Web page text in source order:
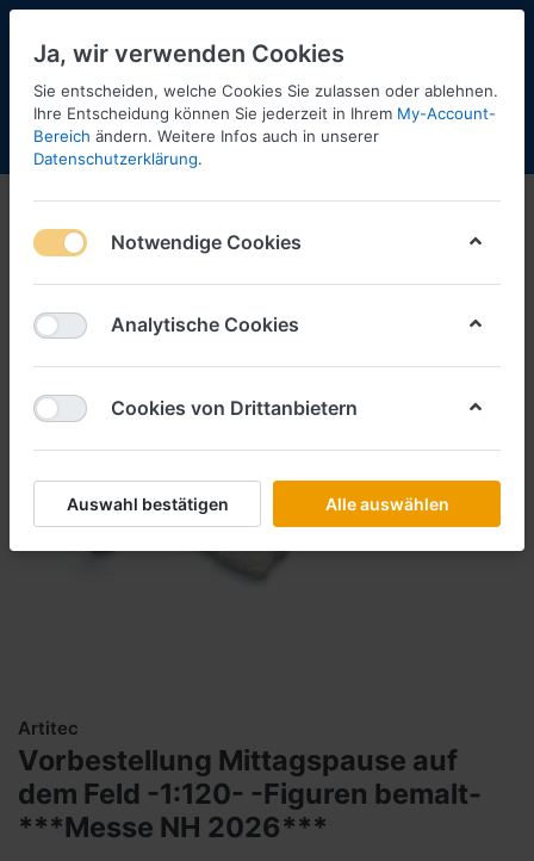
Menü Anmelden Shopaktualisierung
Artitec
Vorbestellung Mittagspause auf
dem Feld -1:120- -Figuren bemalt-
***Messe NH 2026***
Ja, wir verwenden Cookies
Sie entscheiden, welche Cookies Sie zulassen oder ablehnen.
Ihre Entscheidung können Sie jederzeit in Ihrem My-Account-
Bereich ändern. Weitere Infos auch in unserer
Datenschutzerklärung.
Notwendige Cookies
Analytische Cookies
Cookies von Drittanbietern
Auswahl bestätigen Alle auswählen